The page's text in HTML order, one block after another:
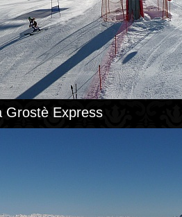
Grostè Express